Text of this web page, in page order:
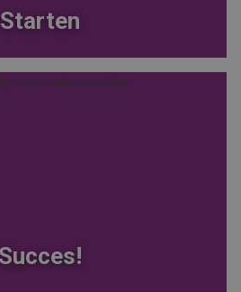
Starten
Succes!